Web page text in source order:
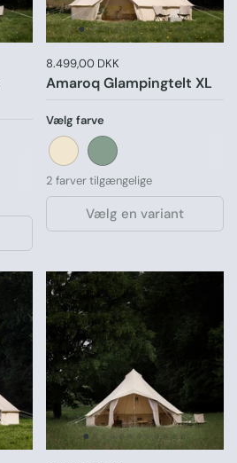
Pris:
8.499,00 DKK
Amaroq Glampingtelt XL
Vælg farve
Sand Grøn
2 farver tilgængelige
Vælg en variant